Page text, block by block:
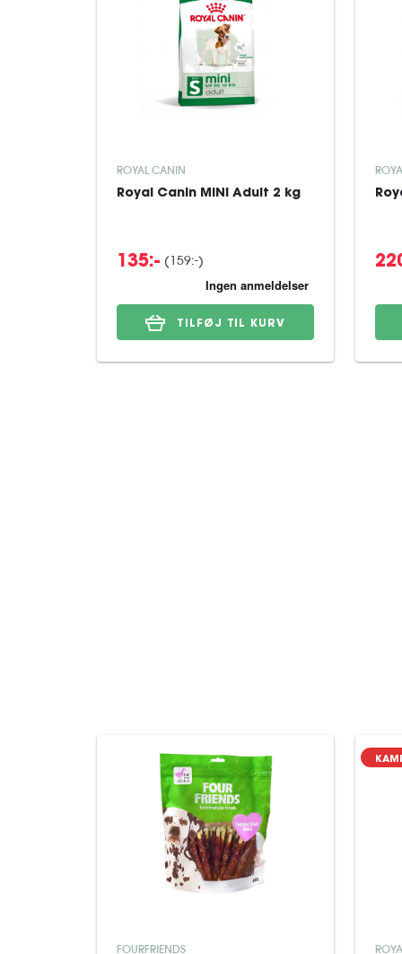
ROYAL CANIN
Royal Canin MINI Adult 2 kg
135:- (159:-)
TILFØJ TIL KURV
FOURFRIENDS